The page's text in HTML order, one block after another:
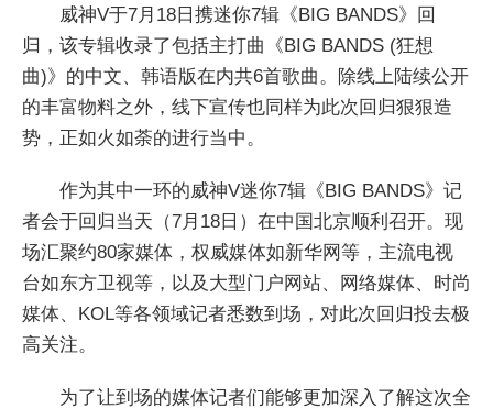
威神V于7月18日携迷你7辑《BIG BANDS》回
归，该专辑收录了包括主打曲《BIG BANDS (狂想
曲)》的中文、韩语版在内共6首歌曲。除线上陆续公开
的丰富物料之外，线下宣传也同样为此次回归狠狠造
势，正如火如荼的进行当中。
作为其中一环的威神V迷你7辑《BIG BANDS》记
者会于回归当天（7月18日）在中国北京顺利召开。现
场汇聚约80家媒体，权威媒体如新华网等，主流电视
台如东方卫视等，以及大型门户网站、网络媒体、时尚
媒体、KOL等各领域记者悉数到场，对此次回归投去极
高关注。
为了让到场的媒体记者们能够更加深入了解这次全